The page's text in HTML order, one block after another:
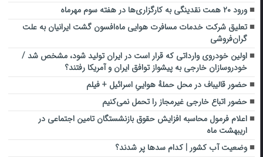
ورود ۲۰ همت نقدینگی به کارگزاری‌ها در هفته سوم مهرماه
تعلیق شرکت خدمات مسافرت هوایی ماه‌افسون گشت ایرانیان به علت
گران‌فروشی
اولین خودروی وارداتی که قرار است در ایران تولید شود، مشخص شد /
خودروسازان خارجی به پیشواز توافق ایران و آمریکا رفتند؟
حضور قالیباف در محل حملهٔ هواییِ اسرائیل + فیلم
حضور اتباع خارجی غیرمجاز را تحمل نمی‌کنیم
اعلام فرمول محاسبه افزایش حقوق بازنشستگان تامین اجتماعی در
اریبهشت ماه
وضعیت آب کشور | کدام سدها پر شدند؟